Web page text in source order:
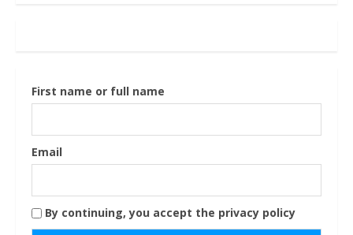
First name or full name
Email
By continuing, you accept the privacy policy